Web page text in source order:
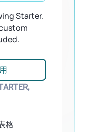
Starter.
格